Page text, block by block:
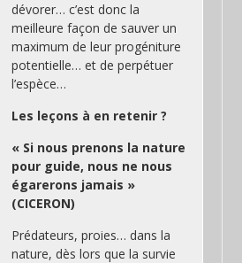
dévorer… c’est donc la
meilleure façon de sauver un
maximum de leur progéniture
potentielle… et de perpétuer
l’espèce…
Les leçons à en retenir ?
« Si nous prenons la nature
pour guide, nous ne nous
égarerons jamais »
(CICERON)
Prédateurs, proies… dans la
nature, dès lors que la survie